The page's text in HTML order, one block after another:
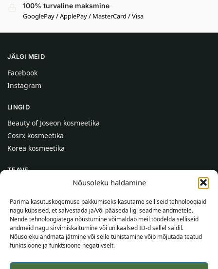
Nõusoleku haldamine
Parima kasutuskogemuse pakkumiseks kasutame selliseid tehnoloogiaid
nagu küpsised, et salvestada ja/või pääseda ligi seadme andmetele.
Nende tehnoloogiatega nõustumine võimaldab meil töödelda selliseid
andmeid nagu sirvimiskäitumine või unikaalsed ID-d sellel saidil.
Nõusoleku andmata jätmine või selle tühistamine võib mõjutada teatud
funktsioone ja funktsioone negatiivselt.
100% turvaline maksmine
GooglePay / ApplePay / MasterCard / Visa
JÄLGI MEID
Facebook
Instagram
LINGID
Beauty of Joseon kosmeetika
Cosrx kosmeetika
Korea kosmeetika
TEAVE
Kontaktid
Abi
TEAVE OSTJALE
Tarnetingimused
Tingimused